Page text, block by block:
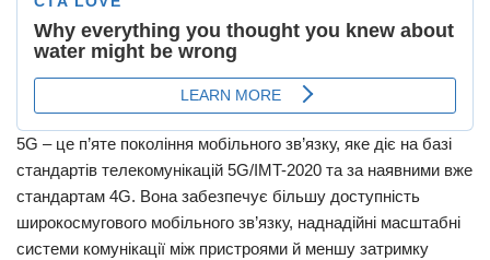
5G – це п’яте покоління мобільного зв’язку, яке діє на базі
стандартів телекомунікацій 5G/IMT-2020 та за наявними вже
стандартам 4G. Вона забезпечує більшу доступність
широкосмугового мобільного зв’язку, наднадійні масштабні
системи комунікації між пристроями й меншу затримку